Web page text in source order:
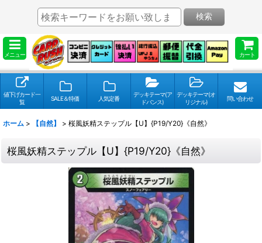
メニュー カート
検索
値下げカード一
覧
SALE＆特価 人気定番
デッキテーマ(ア
ドバンス)
デッキテーマ(オ
リジナル)
問い合わせ
ホーム > 【自然】 > 桜風妖精ステップル【U】{P19/Y20}《自然》
桜風妖精ステップル【U】{P19/Y20}《自然》